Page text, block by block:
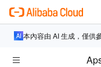
本內容由 AI 生成，僅供